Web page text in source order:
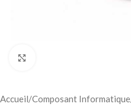
Accueil Composant Informatique